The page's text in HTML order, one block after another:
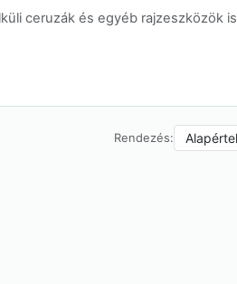
ceruzák és egyéb rajzeszközök is
Rendezés: